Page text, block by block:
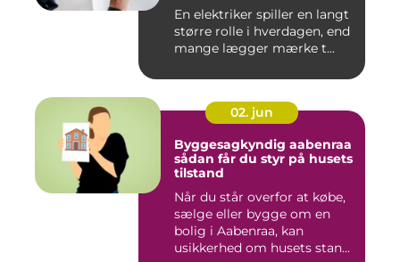
En elektriker spiller en langt
større rolle i hverdagen, end
mange lægger mærke t...
02. jun
Byggesagkyndig aabenraa
sådan får du styr på husets
tilstand
Når du står overfor at købe,
sælge eller bygge om en
bolig i Aabenraa, kan
usikkerhed om husets stan...